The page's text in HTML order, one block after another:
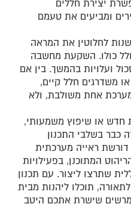
יצירת חללים
ומביעים את טעמם
לחלוטין את המראה
כולו. השקעת מחשבה
ועלויות בהמשך. בין אם
משדרגים חלל קיים,
אחת משולבת, ולא
חדש או שיפוץ משמעותי,
כבר בשלבי התכנון
דורשת ראייה מערכתית
המתוכנן, בפעילויות
שתרצו ליצור. עם תכנון
לתאורה, תוכלו ליהנות מבית
מרשים שישרת אתכם היטב